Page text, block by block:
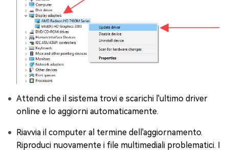
Attendi che il sistema trovi e scarichi l'ultimo driver
online e lo aggiorni automaticamente.
Riavvia il computer al termine dell'aggiornamento.
Riproduci nuovamente i file multimediali problematici. I